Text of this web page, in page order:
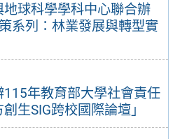
球科學學科中心聯合辦
系列：林業發展與轉型實
年教育部大學社會責任
生SIG跨校國際論壇」